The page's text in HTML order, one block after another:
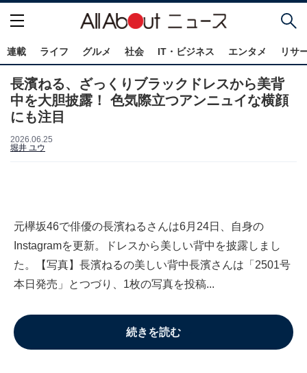
連載 ライフ グルメ 社会 IT・ビジネス エンタメ リサ
長濱ねる、ざっくりブラックドレスから美背
中を大胆披露！ 色気際立つアンニュイな横顔
にも注目
2026.06.25
堀井 ユウ
元欅坂46で俳優の長濱ねるさんは6月24日、自身の
Instagramを更新。ドレスから美しい背中を披露しまし
た。【写真】長濱ねるの美しい背中長濱さんは「2501号
本日発売」とつづり、1枚の写真を投稿...
続きを読む